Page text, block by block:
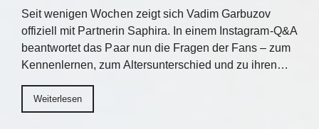
Seit wenigen Wochen zeigt sich Vadim Garbuzov
offiziell mit Partnerin Saphira. In einem Instagram-Q&A
beantwortet das Paar nun die Fragen der Fans – zum
Kennenlernen, zum Altersunterschied und zu ihren…
Weiterlesen